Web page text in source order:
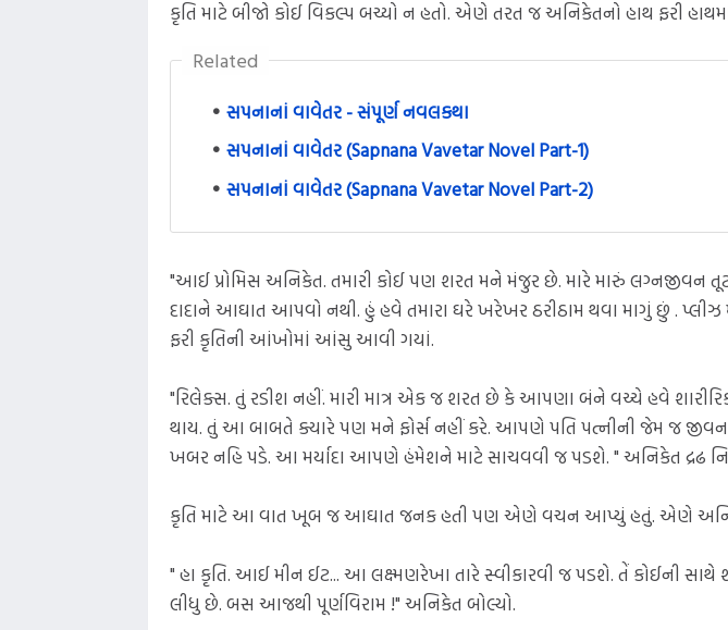
કૃતિ માટે બીજો કોઈ વિકલ્પ બચ્યો ન હતો. એણે તરત જ અનિકેતનો હાથ ફરી
Related
સપનાનાં વાવેતર - સંપૂર્ણ નવલકથા
સપનાનાં વાવેતર (Sapnana Vavetar Novel Part-1)
સપનાનાં વાવેતર (Sapnana Vavetar Novel Part-2)
"આઈ પ્રોમિસ અનિકેત. તમારી કોઈ પણ શરત મને મંજુર છે. મારે મારું લગ્નજીવન
દાદાને આઘાત આપવો નથી. હું હવે તમારા ઘરે ખરેખર ઠરીઠામ થવા માગું છું .
ફરી કૃતિની આંખોમાં આંસુ આવી ગયાં.
"રિલેક્સ. તું રડીશ નહીં. મારી માત્ર એક જ શરત છે કે આપણા બંને વચ્ચે હવે
થાય. તું આ બાબતે ક્યારે પણ મને ફોર્સ નહીં કરે. આપણે પતિ પત્નીની જેમ જ
ખબર નહિ પડે. આ મર્યાદા આપણે હંમેશને માટે સાચવવી જ પડશે. " અનિકેત દ્રઢ
કૃતિ માટે આ વાત ખૂબ જ આઘાત જનક હતી પણ એણે વચન આપ્યું હતું. એણે
" હા કૃતિ. આઈ મીન ઈટ... આ લક્ષ્મણરેખા તારે સ્વીકારવી જ પડશે. તેં કોઈની સાથે
લીધુ છે. બસ આજથી પૂર્ણવિરામ !" અનિકેત બોલ્યો.